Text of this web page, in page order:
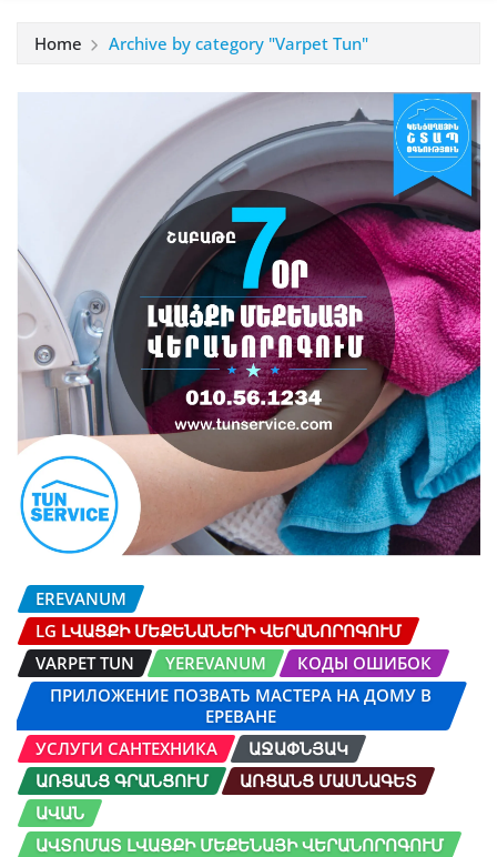
Home Archive by category "Varpet Tun"
EREVANUM
LG ԼՎԱՑՔԻ ՄԵՔԵՆԱՆԵՐԻ ՎԵՐԱՆՈՐՈԳՈՒՄ
VARPET TUN
YEREVANUM
КОДЫ ОШИБОК
ПРИЛОЖЕНИЕ ПОЗВАТЬ МАСТЕРА НА ДОМУ В
ЕРЕВАНЕ
УСЛУГИ САНТЕХНИКА
ԱՋԱՓՆՅԱԿ
ԱՌՑԱՆՑ ԳՐԱՆՑՈՒՄ
ԱՌՑԱՆՑ ՄԱՍՆԱԳԵՏ
ԱՎԱՆ
ԱՎՏՈՄԱՏ ԼՎԱՑՔԻ ՄԵՔԵՆԱՅԻ ՎԵՐԱՆՈՐՈԳՈՒՄ